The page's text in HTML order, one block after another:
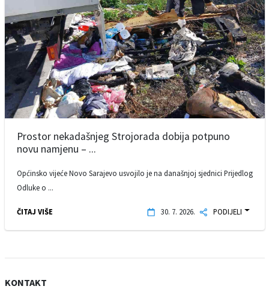
Prostor nekadašnjeg Strojorada dobija potpuno
novu namjenu – ...
Općinsko vijeće Novo Sarajevo usvojilo je na današnjoj sjednici Prijedlog
Odluke o ...
ČITAJ VIŠE 30. 7. 2026. PODIJELI
KONTAKT